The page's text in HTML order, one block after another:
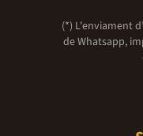
(*) L'enviament
de Whatsapp,